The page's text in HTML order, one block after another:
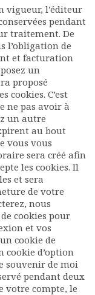
vigueur, l’éditeur
pendant
traitement. De
l’obligation de
et facturation
un
proposé
cookies. C’est
ne pas avoir à
un autre
au bout
vous vous
sera créé afin
les cookies. Il
et sera
de votre
nous
cookies pour
et vos
cookie de
cookie d’option
souvenir de moi
pendant deux
votre compte, le